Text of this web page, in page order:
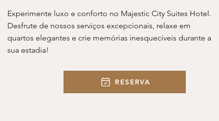
Experimente luxo e conforto no Majestic City Suites Hotel.
Desfrute de nossos serviços excepcionais, relaxe em
quartos elegantes e crie memórias inesquecíveis durante a
sua estadia!
RESERVA